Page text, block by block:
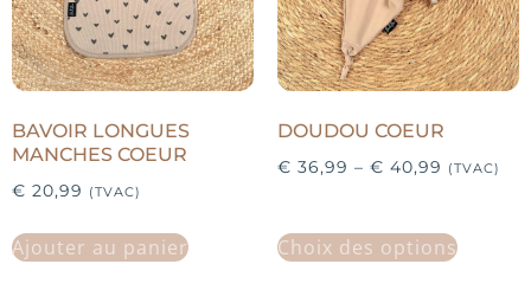
BAVOIR LONGUES
MANCHES COEUR
€ 20,99 (TVAC)
Ajouter au panier
DOUDOU COEUR
€ 36,99 – € 40,99 (TVAC)
Choix des options